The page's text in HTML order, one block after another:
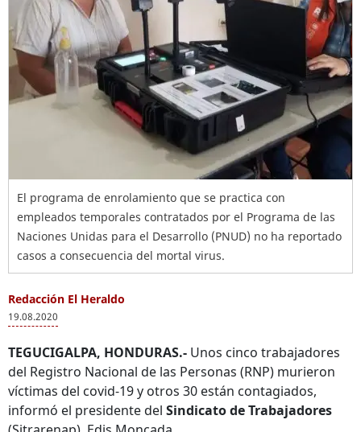
El programa de enrolamiento que se practica con
empleados temporales contratados por el Programa de las
Naciones Unidas para el Desarrollo (PNUD) no ha reportado
casos a consecuencia del mortal virus.
Redacción El Heraldo
19.08.2020
TEGUCIGALPA, HONDURAS.- Unos cinco trabajadores
del Registro Nacional de las Personas (RNP) murieron
víctimas del covid-19 y otros 30 están contagiados,
informó el presidente del Sindicato de Trabajadores